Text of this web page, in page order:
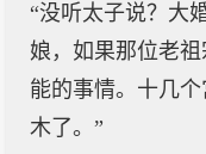
“没听太子说？大
娘，如果那位老
能的事情。十几
木了。”